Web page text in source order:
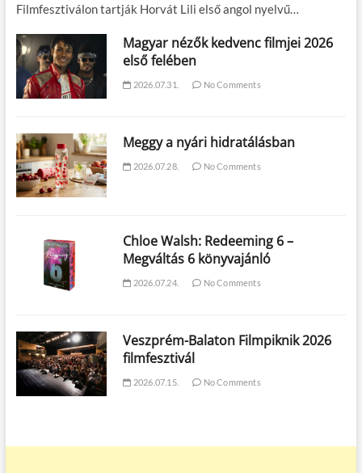
Filmfesztiválon tartják Horvát Lili első angol nyelvű…
Magyar nézők kedvenc filmjei 2026
első felében
2026.07.31. No Comments
Meggy a nyári hidratálásban
2026.07.28. No Comments
Chloe Walsh: Redeeming 6 –
Megváltás 6 könyvajánló
2026.07.24. No Comments
Veszprém-Balaton Filmpiknik 2026
filmfesztivál
2026.07.15. No Comments